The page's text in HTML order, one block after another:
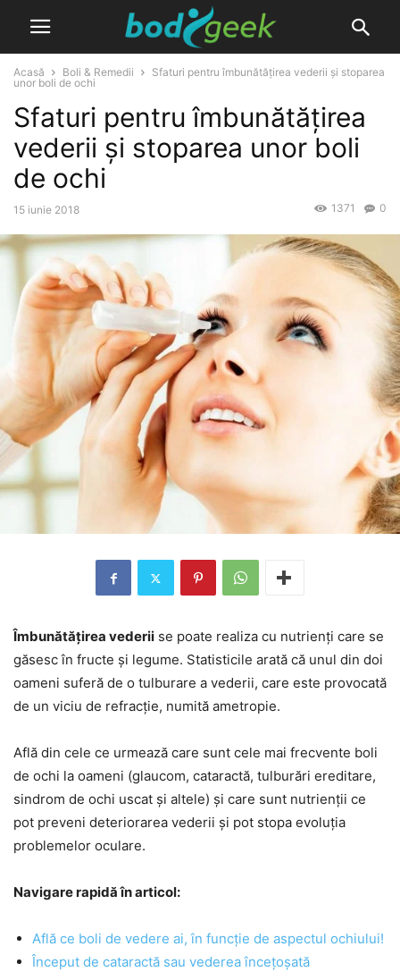
Acasă Boli & Remedii
Sfaturi pentru îmbunătățirea vederii și stoparea
unor boli de ochi
Sfaturi pentru îmbunătățirea
vederii și stoparea unor boli
de ochi
15 iunie 2018 0
1371
Îmbunătățirea vederii se poate realiza cu nutrienți care se
găsesc în fructe și legume. Statisticile arată că unul din doi
oameni suferă de o tulburare a vederii, care este provocată
de un viciu de refracție, numită ametropie.
Află din cele ce urmează care sunt cele mai frecvente boli
de ochi la oameni (glaucom, cataractă, tulburări ereditare,
sindrom de ochi uscat și altele) și care sunt nutrienții ce
pot preveni deteriorarea vederii și pot stopa evoluția
problemelor oculare.
Navigare rapidă în articol:
Află ce boli de vedere ai, în funcție de aspectul ochiului!
Început de cataractă sau vederea încețoșată